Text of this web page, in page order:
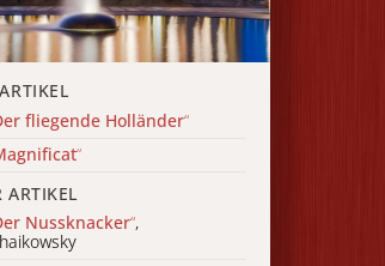
fliegende Holländer“
“
ARTIKEL
Nussknacker“,